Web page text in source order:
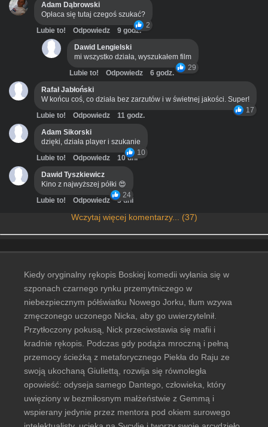
Adam Dąbrowski
Opłaca się tutaj czegoś szukać?
2
Lubie to! Odpowiedz
9 godz.
Dawid Lengielski
mi wszystko działa, wyszukałem film
29
Lubie to! Odpowiedz
6 godz.
Rafał Jabłoński
W końcu coś, co działa bez zarzutów i w świetnej jakości. Super!
17
Lubie to! Odpowiedz
11 godz.
Adam Sikorski
dzięki, działa player i szukanie
10
Lubie to! Odpowiedz
10 dni
Dawid Tyszkiewicz
Kino z najwyższej półki 😍
24
Lubie to! Odpowiedz 3 dni
Wczytaj więcej komentarzy... (37)
Kiedy oryginalny rękopis Boskiej komedii wyłania się w
szponach czarnego rynku przemytniczego w
niebezpiecznym półświatku Nowego Jorku, tłum wzywa
zmęczonego uczonego Nicka, aby go uwierzytelnił.
Przytłoczony pokusą, Nick przeciwstawia się mafii i
kradnie rękopis. Podczas gdy podąża mroczną i pełną
przemocy ścieżką z metaforycznego Piekła do Raju ze
swoją ukochaną Giuliettą, rozwija się równoległa
opowieść: odyseja samego Dantego, człowieka, który
uwięziony w bezmiłosnym małżeństwie z Gemmą i
wspierany jedynie przez mentora pod okiem surowego